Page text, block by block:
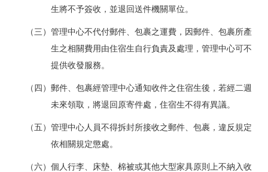
生將不予簽收，並退回送件機關單位。
（三）管理中心不代付郵件、包裹之運費，因郵件、包裹所產
生之相關費用由住宿生自行負責及處理，管理中心可不
提供收發服務。
（四）郵件、包裹經管理中心通知收件之住宿生後，若經二週
未來領取，將退回原寄件處，住宿生不得有異議。
（五）管理中心人員不得拆封所接收之郵件、包裹，違反規定
依相關規定懲處。
（六）個人行李、床墊、棉被或其他大型家具原則上不納入收